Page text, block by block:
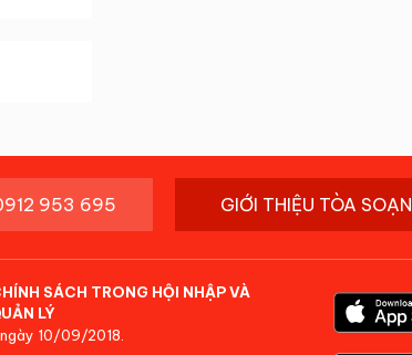
953 695 GIỚI THIỆU TÒA SOẠN
SÁCH TRONG HỘI NHẬP VÀ
LÝ
10/09/2018.